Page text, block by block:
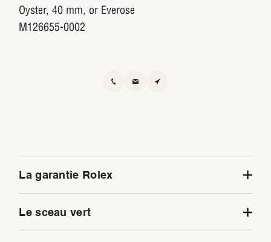
Oyster, 40 mm, or Everose
M126655-0002
La garantie Rolex
soumet toutes les montres qui sortent de ses ateliers
à une série de tests particulièrement exigeants.
Le sceau vert